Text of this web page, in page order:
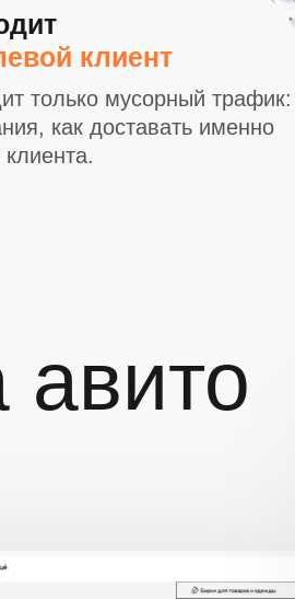
клиент
только мусорный трафик:
как доставать именно
авито